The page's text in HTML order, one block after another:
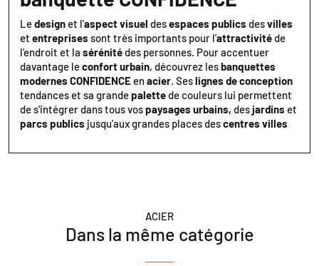
Ledesignet l'aspect visuel desespaces publics desvilles
et entreprises sont très importants pour l'attractivitéde
l'endroit et la sérénitédes personnes. Pour accentuer
davantage leconfort urbain, découvrez lesbanquettes
modernes CONFIDENCEenacier. Seslignes de conception
tendances et sa grandepalettede couleurs lui permettent
de s'intégrer dans tous vospaysages urbains, desjardins et
parcs publics jusqu'aux grandes places descentres villes
ACIER
Dans la même catégorie